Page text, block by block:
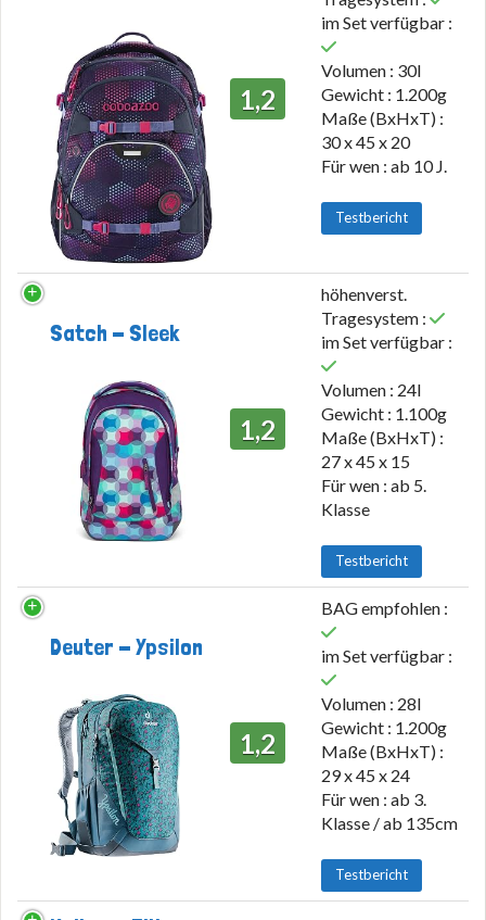
1,2
im Set verfügbar :
Volumen : 30l
Gewicht : 1.200g
Maße (BxHxT) :
30 x 45 x 20
Für wen : ab 10 J.
Testbericht
Satch - Sleek
1,2
höhenverst.
Tragesystem :
im Set verfügbar :
Volumen : 24l
Gewicht : 1.100g
Maße (BxHxT) :
27 x 45 x 15
Für wen : ab 5.
Klasse
Testbericht
Deuter - Ypsilon
1,2
BAG empfohlen :
im Set verfügbar :
Volumen : 28l
Gewicht : 1.200g
Maße (BxHxT) :
29 x 45 x 24
Für wen : ab 3.
Klasse / ab 135cm
Testbericht